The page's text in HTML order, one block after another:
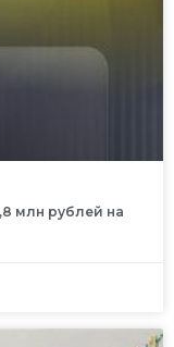
млн рублей на